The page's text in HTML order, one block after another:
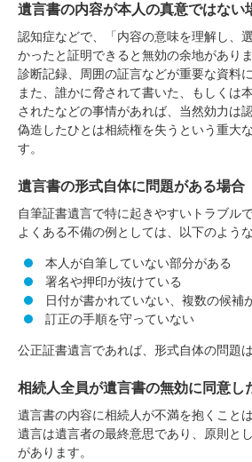
遺言書の内容が本人の真意ではない
認知症などで、「内容の意味を理解し、
かったと証明できると無効の余地がありま
診断記録、周囲の証言などが重要な資料に
また、誰かに脅されて書いた、もしくは
されたなどの事情があれば、当然効力は
偽造したひとは相続権を失うという重大
す。
遺言書の形式自体に問題がある場合
自筆証書遺言で特に起きやすいトラブルで
よくある不備の例としては、以下のよう
本人が自筆していない部分がある
署名や押印が抜けている
日付が書かれていない、複数の候補
訂正の手順を守っていない
公正証書遺言であれば、形式自体の問題
相続人全員が遺言書の無効に同意し
遺言書の内容に相続人が不満を抱くこと
遺言は遺言者の最終意思であり、原則と
があります。